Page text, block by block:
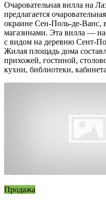
Очаровательная вилла на
предлагается
окраине Сен-Поль-де-Ванс,
магазинами. Эта вилла —
с видом на деревню Сент-
Жилая площадь дома
прихожей, гостиной,
кухни, библиотеки,
Продажа